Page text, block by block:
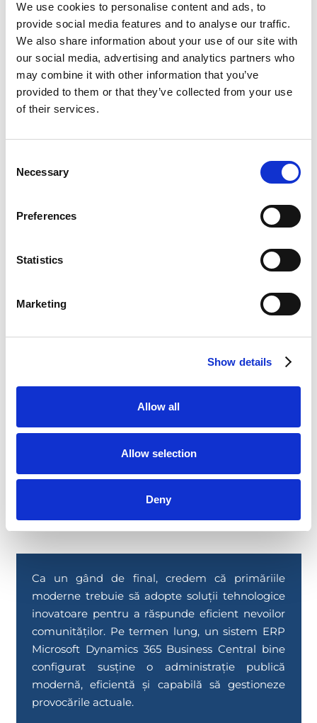
We use cookies to personalise content and ads, to
provide social media features and to analyse our traffic.
We also share information about your use of our site with
our social media, advertising and analytics partners who
may combine it with other information that you’ve
provided to them or that they’ve collected from your use
of their services.
Selection
Necessary
Preferences
Statistics
Marketing
Show details
Allow all
Allow selection
Deny
Suport și formare pentru utilizarea
Implementarea unui sistem ERP Microsoft
Dynamics 365 Business Central poate fi o
provocare, dar soluțiile moderne vin cu sesiuni
asigura o tranziție ușoară și rapidă. Aceasta
noii tehnologii.
Eficiența în utilizarea resurselor financiare
Soluția ERP contribuie la economisirea
proceselor, cum ar fi trimiterea notificărilor prin
e-mail sau SMS, eliminând costurile legate de
Ca un gând de final, credem că primăriile
moderne trebuie să adopte soluții tehnologice
inovatoare pentru a răspunde eficient nevoilor
comunităților. Pe termen lung, un sistem ERP
Microsoft Dynamics 365 Business Central bine
configurat susține o administrație publică
modernă, eficientă și capabilă să gestioneze
provocările actuale.